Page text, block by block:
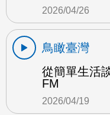
2026/04/26
鳥瞰臺灣
從簡單生活
FM
2026/04/19